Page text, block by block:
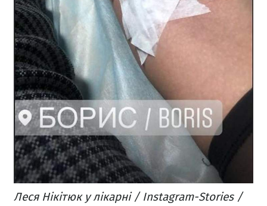
Леся Нікітюк у лікарні / Instagram-Stories /